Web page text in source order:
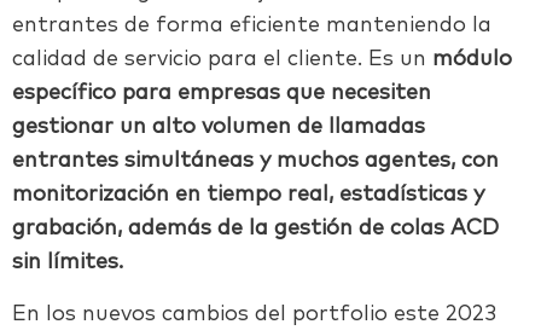
entrantes de forma eficiente manteniendo la
calidad de servicio para el cliente. Es un módulo
específico para empresas que necesiten
gestionar un alto volumen de llamadas
entrantes simultáneas y muchos agentes, con
monitorización en tiempo real, estadísticas y
grabación, además de la gestión de colas ACD
sin límites.
En los nuevos cambios del portfolio este 2023